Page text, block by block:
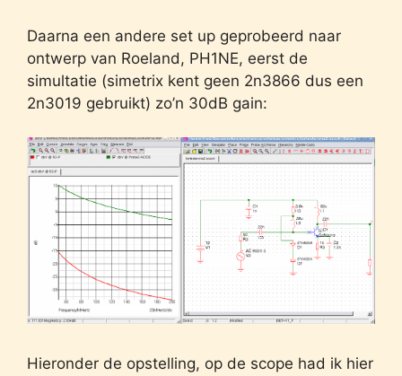
Daarna een andere set up geprobeerd naar
ontwerp van Roeland, PH1NE, eerst de
simultatie (simetrix kent geen 2n3866 dus een
2n3019 gebruikt) zo’n 30dB gain:
Hieronder de opstelling, op de scope had ik hier